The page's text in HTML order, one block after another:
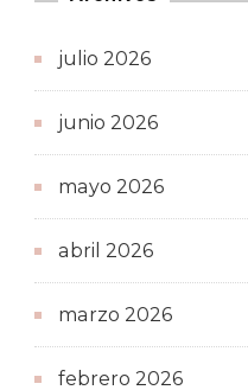
julio 2026
junio 2026
mayo 2026
abril 2026
marzo 2026
febrero 2026